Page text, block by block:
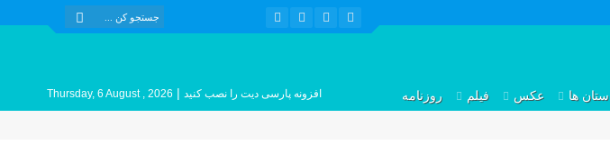
استان ها عکس فیلم روزنامه افزونه پارسی دیت را نصب کنید |
Thursday, 6 August , 2026